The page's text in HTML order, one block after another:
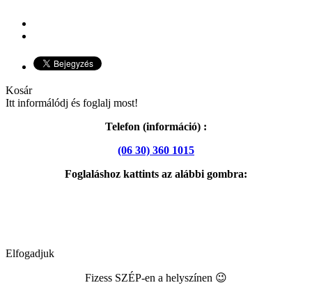
Kosár
Itt informálódj és foglalj most!
Telefon (információ) :
(06 30) 360 1015
Foglaláshoz kattints az alábbi gombra:
Elfogadjuk
Fizess SZÉP-en a helyszínen 😉